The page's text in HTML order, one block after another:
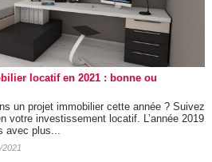
locatif en 2021 : bonne ou
un projet immobilier cette année ? Suivez
votre investissement locatif. L’année 2019
avec plus...